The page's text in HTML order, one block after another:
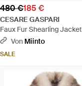
480 €185 €
CESARE GASPARI
Faux Fur Shearling
Natur
Von Miinto
SALE